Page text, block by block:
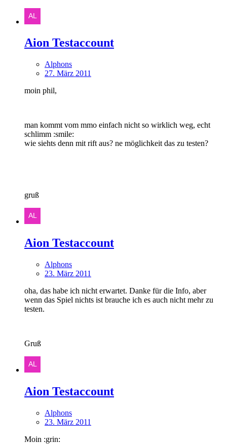
Aion Testaccount
Alphons
27. März 2011
moin phil,
man kommt vom mmo einfach nicht so wirklich weg, echt
schlimm :smile:
wie siehts denn mit rift aus? ne möglichkeit das zu testen?
gruß
Aion Testaccount
Alphons
23. März 2011
oha, das habe ich nicht erwartet. Danke für die Info, aber
wenn das Spiel nichts ist brauche ich es auch nicht mehr zu
testen.
Gruß
Aion Testaccount
Alphons
23. März 2011
Moin :grin: